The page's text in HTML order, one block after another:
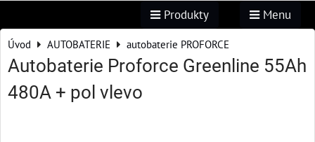
Produkty Menu
Úvod AUTOBATERIE autobaterie PROFORCE
Autobaterie Proforce Greenline 55Ah
480A + pol vlevo